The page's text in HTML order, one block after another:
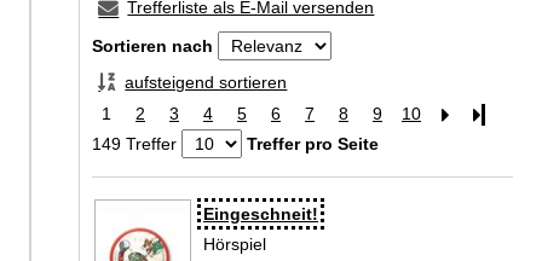
Trefferliste als E-Mail versenden
Sortieren nach
aufsteigend sortieren
1
2 3 4 5 6 7 8 9 10
Letzte
149 Treffer
Treffer pro Seite
Suchergebnis
Zu den Suchfiltern springen
Eingeschneit!
Hörspiel